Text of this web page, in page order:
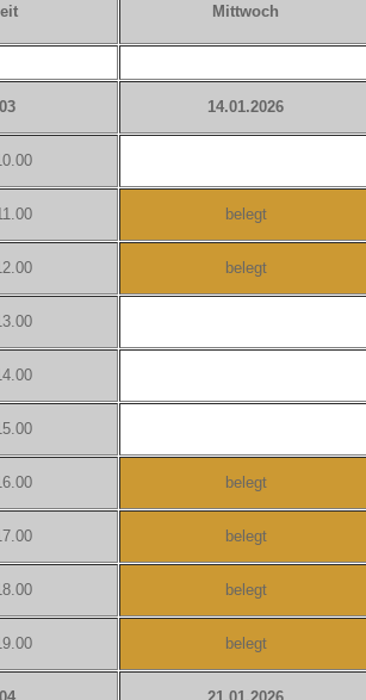
Mittwoch
14.01.2026
belegt
belegt
belegt
belegt
belegt
belegt